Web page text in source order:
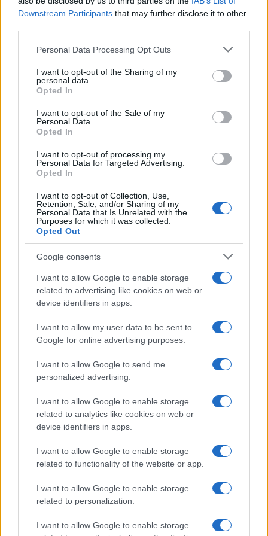
Downstream Participants that may further disclose it to other
Please note that this website/app uses one or more Google
not limited to your visit or usage behaviour. You may click to
grant or deny consent to Google and its third-party tags to
use your data for below specified purposes in below Google
consent section.
Personal Data Processing Opt Outs
I want to opt-out of the Sharing of my
personal data.
Opted In
I want to opt-out of the Sale of my
Personal Data.
Opted In
I want to opt-out of processing my
Personal Data for Targeted Advertising.
Opted In
I want to opt-out of Collection, Use,
Retention, Sale, and/or Sharing of my
Personal Data that Is Unrelated with the
Purposes for which it was collected.
Opted Out
Google consents
I want to allow Google to enable storage
related to advertising like cookies on web or
device identifiers in apps.
I want to allow my user data to be sent to
Google for online advertising purposes.
I want to allow Google to send me
personalized advertising.
I want to allow Google to enable storage
related to analytics like cookies on web or
device identifiers in apps.
I want to allow Google to enable storage
related to functionality of the website or app.
I want to allow Google to enable storage
related to personalization.
I want to allow Google to enable storage
Il reporting utile alle decisioni è tempestivo,
comparabile e chiaro. Dashboard mensili per il
management e report periodici per stakeholder
chiave devono distinguere tra leading indicators
lagging indicators
evidenziando scostamenti e
numeri è imprescindibile: ciò che si comunica deve
riflettere risultati e limiti, con note metodologiche e
confini di perimetro espliciti.
cultura dell’apprendimento
monitoraggio in miglioramento: retrospettive su
progetti, condivisione di lezioni apprese, revisione
delle assunzioni di business case. Nel tempo,
questo approccio riduce il costo del capitale,
rafforza la resilienza e rende l’ESG parte naturale
del modo di operare.
Approfondimenti: eccezioni e casi
specifici
sequenziare progetti con forte impatto su emissioni
e sicurezza, prevedendo
se esiste un piano di rientro chiaro. Nelle PMI, dove
le risorse sono limitate, ha senso puntare su pochi
KPI ad alta materialità e su soluzioni modulari:
contratti di servizio, piattaforme dati condivise,
audit semplificati presso fornitori chiave.
In contesti con filiere complesse, l’engagement si
standard didue diligence proporzionati. Nei servizi,